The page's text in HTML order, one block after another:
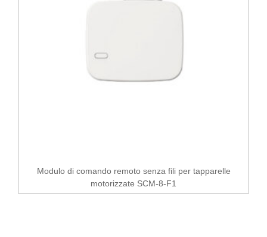
Modulo di comando remoto senza fili per tapparelle
motorizzate SCM-8-F1